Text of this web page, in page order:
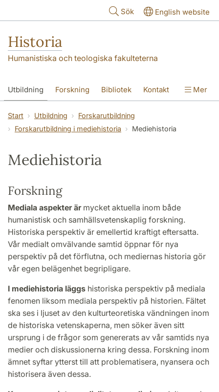
Sök English website
Historia
Humanistiska och teologiska fakulteterna
Utbildning Forskning Bibliotek Kontakt
Om oss
Mer
Start Utbildning
Forskarutbildning
Forskarutbildning i mediehistoria
Mediehistoria
Mediehistoria
Forskning
Mediala aspekter ärmycket aktuella inom både
humanistisk och samhällsvetenskaplig forskning.
Historiska perspektiv är emellertid kraftigt eftersatta.
Vår medialt omvälvande samtid öppnar för nya
perspektiv på det förflutna, och mediernas historia gör
vår egen belägenhet begripligare.
I mediehistoria läggs historiska perspektiv på mediala
fenomen liksom mediala perspektiv på historien. Fältet
ska ses i ljuset av den kulturteoretiska vändningen inom
de historiska vetenskaperna, men söker även sitt
ursprung i de frågor som genererats av vår samtids nya
medier och diskussionerna kring dessa. Forskning inom
ämnet syftar ytterst till att problematisera, nyansera och
historisera även dessa.